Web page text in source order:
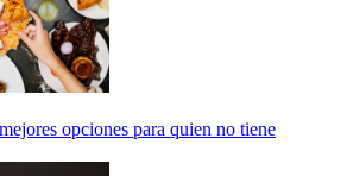
opciones para quien no tiene